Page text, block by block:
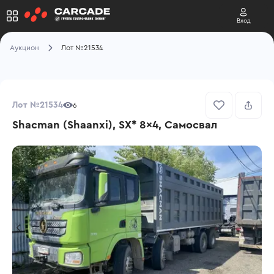
Вход
Аукцион Лот №21534
Лот №21534 6
Shacman (Shaanxi), SX* 8x4, Самосвал